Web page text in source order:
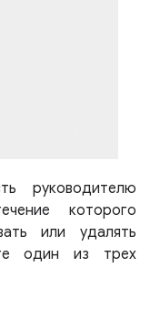
руководителю
которого
или удалять
один из трех